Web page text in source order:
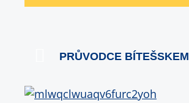
PRŮVODCE BÍTEŠSKEM